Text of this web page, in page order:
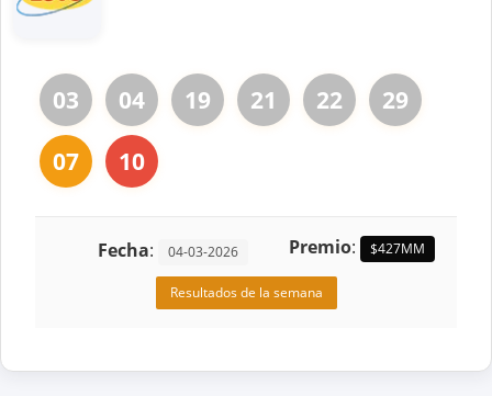
03 04 19 21 22
29
07
10
Fecha: 04-03-2026 Premio: $427MM
Resultados de la semana